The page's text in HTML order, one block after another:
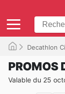
Decathlon
PROMOS
Valable du 25